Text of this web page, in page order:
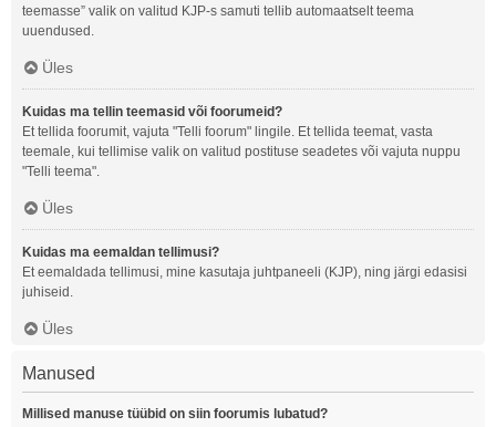
teemasse” valik on valitud KJP-s samuti tellib automaatselt teema
uuendused.
Üles
Kuidas ma tellin teemasid või foorumeid?
Et tellida foorumit, vajuta "Telli foorum" lingile. Et tellida teemat, vasta
teemale, kui tellimise valik on valitud postituse seadetes või vajuta nuppu
"Telli teema".
Üles
Kuidas ma eemaldan tellimusi?
Et eemaldada tellimusi, mine kasutaja juhtpaneeli (KJP), ning järgi edasisi
juhiseid.
Üles
Manused
Millised manuse tüübid on siin foorumis lubatud?